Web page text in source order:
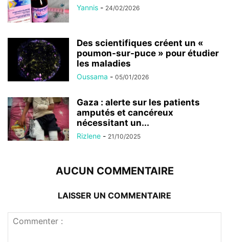
Yannis - 24/02/2026
Des scientifiques créent un «
poumon-sur-puce » pour étudier
les maladies
Oussama - 05/01/2026
Gaza : alerte sur les patients
amputés et cancéreux
nécessitant un...
Rizlene - 21/10/2025
AUCUN COMMENTAIRE
LAISSER UN COMMENTAIRE